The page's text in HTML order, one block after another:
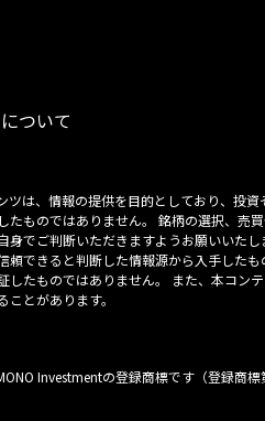
ついて
ツは、情報の提供を目的としており、投資
たものではありません。 銘柄の選択、売
身でご判断いただきますようお願いいたし
頼できると判断した情報源から入手したも
したものではありません。 また、本コン
とがあります。
Investmentの登録商標です（登録商標